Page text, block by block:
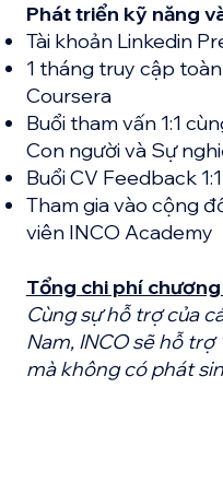
Phát triển kỹ năng
Tài khoản Linkedin
1 tháng truy cập
Coursera
Buổi tham vấn 1:1
Con người và Sự
Buổi CV Feedback
Tham gia vào cộng
viên INCO Academy
Tổng chi phí
Cùng sự hỗ trợ của
Nam, INCO sẽ hỗ
mà không có phát